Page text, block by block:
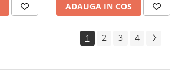
ADAUGA IN COS
1 2 3 4